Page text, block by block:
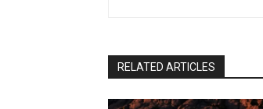
RELATED ARTICLES